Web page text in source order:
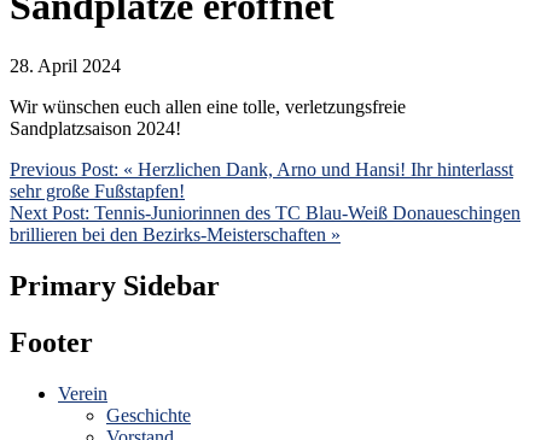
28. April 2024
Wir wünschen euch allen eine tolle, verletzungsfreie
Sandplatzsaison 2024!
Previous Post: « Herzlichen Dank, Arno und Hansi! Ihr hinterlasst
sehr große Fußstapfen!
Next Post: Tennis-Juniorinnen des TC Blau-Weiß Donaueschingen
brillieren bei den Bezirks-Meisterschaften »
Primary Sidebar
Footer
Verein
Geschichte